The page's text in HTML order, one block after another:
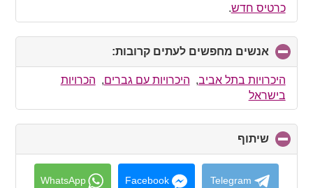
כרטיס חדש.
אנשים מחפשים לעתים קרובות:
to
collapse
היכרויות בתל אביב, היכרויות עם גברים, הכרויות
בישראל
שיתוף
to
collapse
contents
Telegram
Facebook
WhatsApp